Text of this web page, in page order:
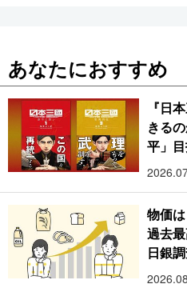
あなたにおすすめ
『日
きる
平」
物価
過去
日銀